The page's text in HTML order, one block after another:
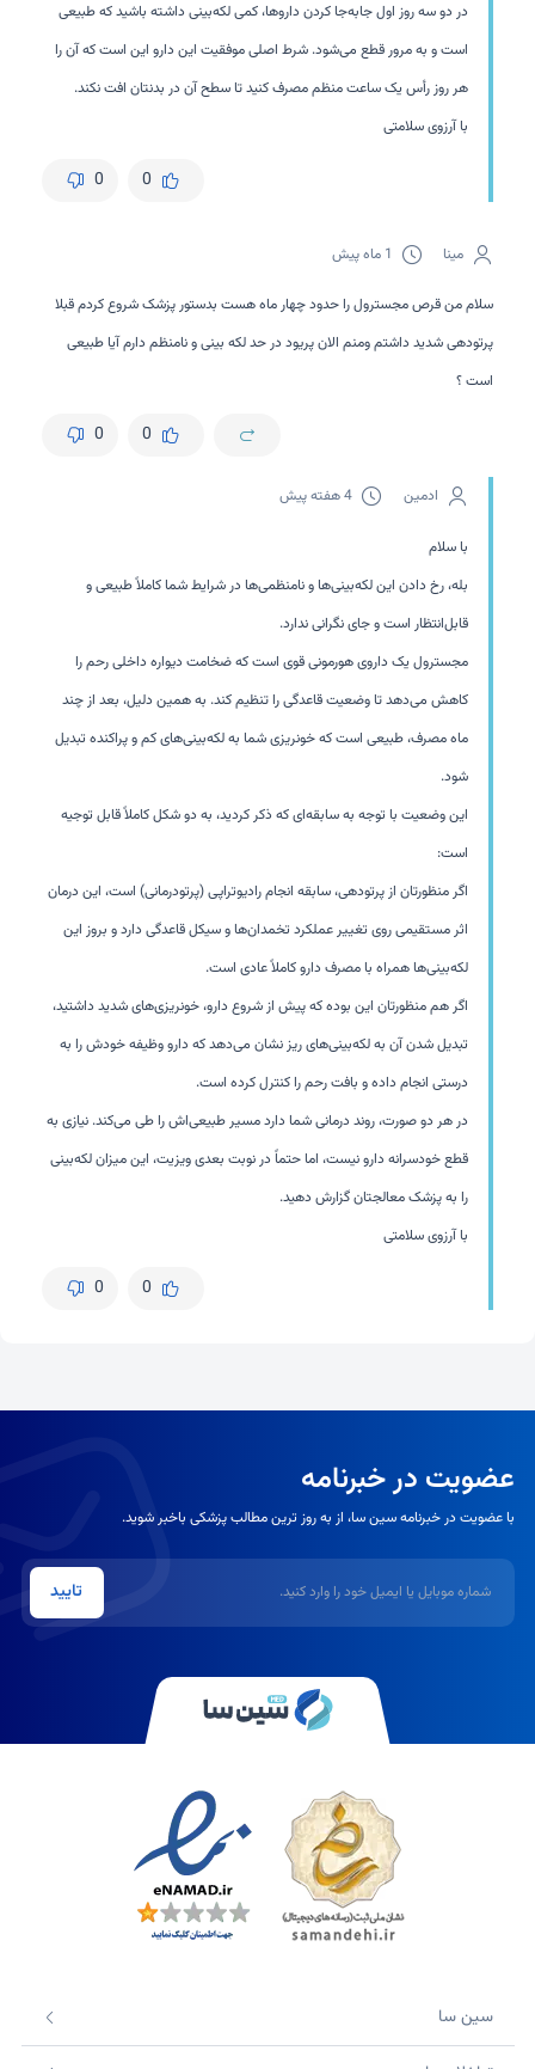
در دو سه روز اول جابه‌جا کردن داروها، کمی لکه‌بینی داشته باشید که طبیعی
است و به مرور قطع می‌شود. شرط اصلی موفقیت این دارو این است که آن را
هر روز رأس یک ساعت منظم مصرف کنید تا سطح آن در بدنتان افت نکند.
با آرزوی سلامتی
0
0
مینا 1 ماه پیش
سلام من قرص مجسترول را حدود چهار ماه هست بدستور پزشک شروع کردم قبلا
پرتودهی شدید داشتم ومنم الان پریود در حد لکه بینی و نامنظم دارم آیا طبیعی
است ؟
0
0
ادمین 4 هفته پیش
با سلام
بله، رخ دادن این لکه‌بینی‌ها و نامنظمی‌ها در شرایط شما کاملاً طبیعی و
قابل‌انتظار است و جای نگرانی ندارد.
مجسترول یک داروی هورمونی قوی است که ضخامت دیواره داخلی رحم را
کاهش می‌دهد تا وضعیت قاعدگی را تنظیم کند. به همین دلیل، بعد از چند
ماه مصرف، طبیعی است که خونریزی شما به لکه‌بینی‌های کم و پراکنده تبدیل
شود.
این وضعیت با توجه به سابقه‌ای که ذکر کردید، به دو شکل کاملاً قابل توجیه
است:
اگر منظورتان از پرتودهی، سابقه انجام رادیوتراپی (پرتودرمانی) است، این درمان
اثر مستقیمی روی تغییر عملکرد تخمدان‌ها و سیکل قاعدگی دارد و بروز این
لکه‌بینی‌ها همراه با مصرف دارو کاملاً عادی است.
اگر هم منظورتان این بوده که پیش از شروع دارو، خونریزی‌های شدید داشتید،
تبدیل شدن آن به لکه‌بینی‌های ریز نشان می‌دهد که دارو وظیفه خودش را به
درستی انجام داده و بافت رحم را کنترل کرده است.
در هر دو صورت، روند درمانی شما دارد مسیر طبیعی‌اش را طی می‌کند. نیازی به
قطع خودسرانه دارو نیست، اما حتماً در نوبت بعدی ویزیت، این میزان لکه‌بینی
را به پزشک معالجتان گزارش دهید.
با آرزوی سلامتی
0
0
عضویت در خبرنامه
با عضویت در خبرنامه سین سا، از به روز ترین مطالب پزشکی باخبر شوید.
تایید
سین سا